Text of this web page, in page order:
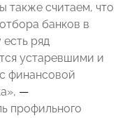
также считаем, что
банков в
ряд
устаревшими и
финансовой
—
профильного